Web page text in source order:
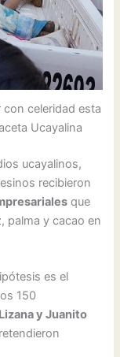
con celeridad esta
Ucayalina
ucayalinos,
recibieron
que
palma y cacao en
es el
150
y Juanito